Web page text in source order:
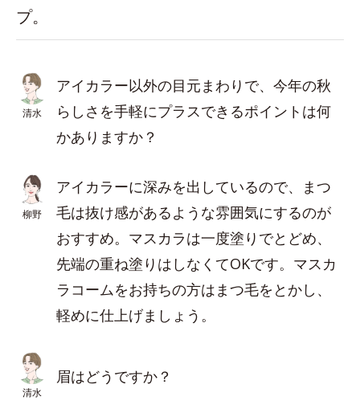
プ。
清水
アイカラー以外の目元まわりで、今年の秋
らしさを手軽にプラスできるポイントは何
かありますか？
柳野
アイカラーに深みを出しているので、まつ
毛は抜け感があるような雰囲気にするのが
おすすめ。マスカラは一度塗りでとどめ、
先端の重ね塗りはしなくてOKです。マスカ
ラコームをお持ちの方はまつ毛をとかし、
軽めに仕上げましょう。
清水
眉はどうですか？